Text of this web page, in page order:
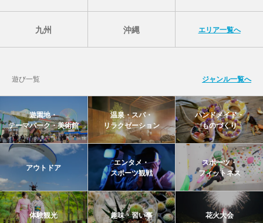
九州 沖縄 エリア一覧へ
遊び一覧 ジャンル一覧へ
遊園地・
テーマパーク・美術館
温泉・スパ・
リラクゼーション
ハンドメイド・
ものづくり
アウトドア
エンタメ・
スポーツ観戦
スポーツ・
フィットネス
体験観光 趣味・習い事 花火大会